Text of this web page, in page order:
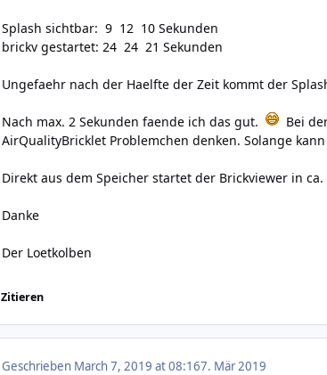
Splash sichtbar: 9 12 10 Sekunden
brickv gestartet: 24 24 21 Sekunden
Ungefaehr nach der Haelfte der Zeit kommt der
Nach max. 2 Sekunden faende ich das gut.
Bei
AirQualityBricklet Problemchen denken. Solange
Direkt aus dem Speicher startet der Brickviewer in
Danke
Der Loetkolben
Zitieren
Geschrieben March 7, 2019 at 08:167. Mär 2019